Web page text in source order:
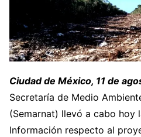
Ciudad de México, 11 de
Secretaría de Medio
(Semarnat) llevó a cabo hoy
Información respecto al